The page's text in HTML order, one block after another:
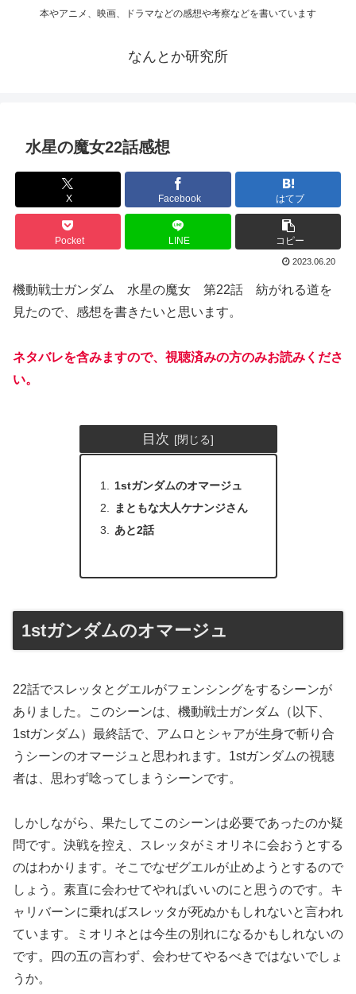
本やアニメ、映画、ドラマなどの感想や考察などを書いています
なんとか研究所
水星の魔女22話感想
X Facebook はてブ
Pocket LINE コピー
2023.06.20
機動戦士ガンダム 水星の魔女 第22話 紡がれる道を
見たので、感想を書きたいと思います。
ネタバレを含みますので、視聴済みの方のみお読みくださ
い。
目次
1stガンダムのオマージュ
まともな大人ケナンジさん
あと2話
1stガンダムのオマージュ
22話でスレッタとグエルがフェンシングをするシーンが
ありました。このシーンは、機動戦士ガンダム（以下、
1stガンダム）最終話で、アムロとシャアが生身で斬り合
うシーンのオマージュと思われます。1stガンダムの視聴
者は、思わず唸ってしまうシーンです。
しかしながら、果たしてこのシーンは必要であったのか疑
問です。決戦を控え、スレッタがミオリネに会おうとする
のはわかります。そこでなぜグエルが止めようとするので
しょう。素直に会わせてやればいいのにと思うのです。キ
ャリバーンに乗ればスレッタが死ぬかもしれないと言われ
ています。ミオリネとは今生の別れになるかもしれないの
です。四の五の言わず、会わせてやるべきではないでしょ
うか。